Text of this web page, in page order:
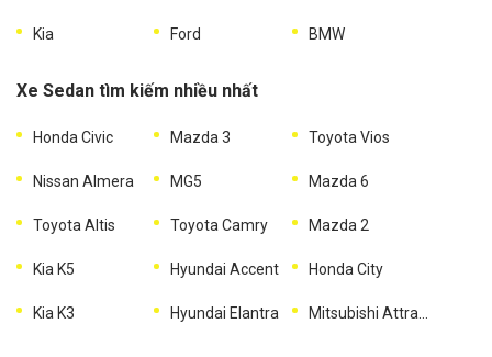
Kia Ford BMW
Xe Sedan tìm kiếm nhiều nhất
Honda Civic Mazda 3 Toyota Vios
Nissan Almera MG5 Mazda 6
Toyota Altis Toyota Camry Mazda 2
Kia K5 Hyundai Accent Honda City
Kia K3 Hyundai Elantra